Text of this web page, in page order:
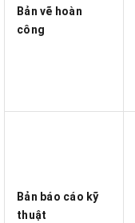
Bản vẽ hoàn
công
Bản báo cáo kỹ
thuật